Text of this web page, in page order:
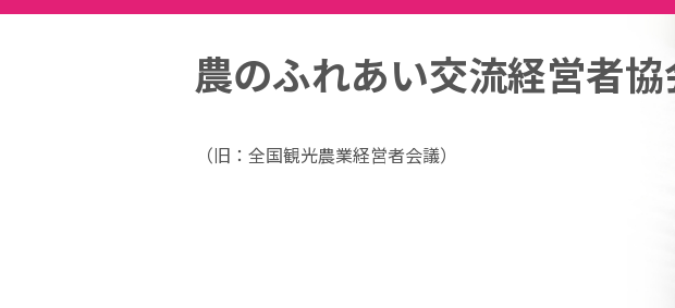
農のふれあい交流経営者
（旧：全国観光農業経営者会議）